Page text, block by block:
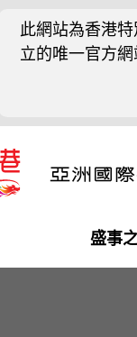
此網站為香港
立的唯一官方網
盛事